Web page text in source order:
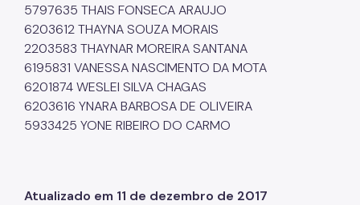
5797635 THAIS FONSECA ARAUJO
6203612 THAYNA SOUZA MORAIS
2203583 THAYNAR MOREIRA SANTANA
6195831 VANESSA NASCIMENTO DA MOTA
6201874 WESLEI SILVA CHAGAS
6203616 YNARA BARBOSA DE OLIVEIRA
5933425 YONE RIBEIRO DO CARMO
Atualizado em 11 de dezembro de 2017